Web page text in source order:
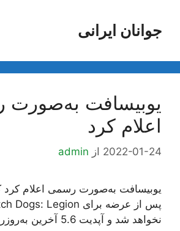
محتواجوانان ایرانی
یوبیسافت
اعلام کرد
2022-01-24 از admin
یوبیسافت به‌صورت رسمی اعلام کرد
نخواهد شد و آپدیت 5.6 آخرین به‌روزرسانی بازی است.